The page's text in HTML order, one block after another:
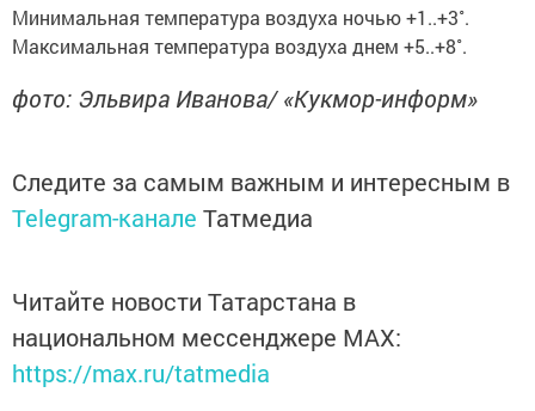
Минимальная температура воздуха ночью +1..+3˚.
Максимальная температура воздуха днем +5..+8˚.
фото: Эльвира Иванова/ «Кукмор-информ»
Следите за самым важным и интересным в
Telegram-канале Татмедиа
Читайте новости Татарстана в
национальном мессенджере MАХ:
https://max.ru/tatmedia